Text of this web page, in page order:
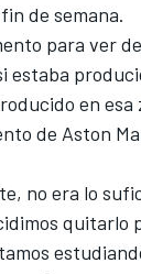
de semana.
para ver
estaba
en esa
de Aston
no era lo
quitarlo